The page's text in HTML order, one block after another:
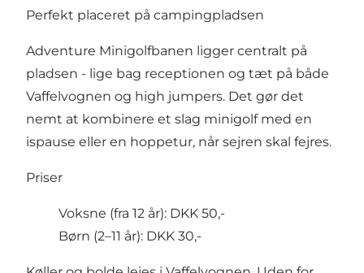
Perfekt placeret på campingpladsen
Adventure Minigolfbanen ligger centralt på
pladsen - lige bag receptionen og tæt på både
Vaffelvognen og high jumpers. Det gør det
nemt at kombinere et slag minigolf med en
ispause eller en hoppetur, når sejren skal fejres.
Priser
Voksne (fra 12 år): DKK 50,-
Børn (2–11 år): DKK 30,-